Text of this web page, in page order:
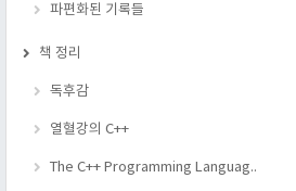
파편화된 기록들
책 정리
독후감
열혈강의 C++
The C++ Programming Languag..